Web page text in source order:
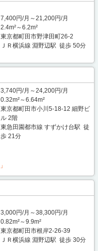
7,400円/月～21,200円/月
2.4m²～6.2m²
東京都町田市野津田町26-2
ＪＲ横浜線 淵野辺駅 徒歩 50分
3,740円/月～24,200円/月
0.32m²～6.64m²
東京都町田市小川5-18-12 細野ビ
ル 2階
東急田園都市線 すずかけ台駅 徒
歩 21分
3,000円/月～38,300円/月
0.82m²～9.9m²
東京都町田市根岸2-26-39
ＪＲ横浜線 淵野辺駅 徒歩 30分